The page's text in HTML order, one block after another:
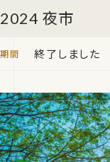
2024 夜市
終了しました